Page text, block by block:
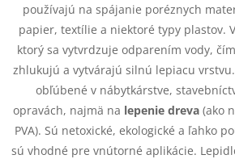
á
d
a
c
používajú na spájanie poréznych
papier, textílie a niektoré typy plastov.
ktorý sa vytvrdzuje odparením vody,
zhlukujú a vytvárajú silnú lepiacu
obľúbené v nábytkárstve,
opravách, najmä na lepenie dreva (ako
PVA). Sú netoxické, ekologické a ľahko
sú vhodné pre vnútorné aplikácie.